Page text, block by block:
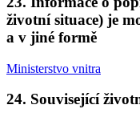
životní situace) je
a v jiné formě
Ministerstvo vnitra
24. Související